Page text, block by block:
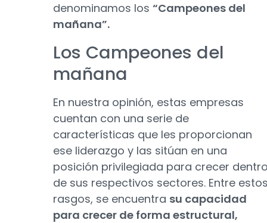
denominamos los “Campeones del
mañana”.
Los Campeones del
mañana
En nuestra opinión, estas empresas
cuentan con una serie de
características que les proporcionan
ese liderazgo y las sitúan en una
posición privilegiada para crecer
de sus respectivos sectores. Entre
rasgos, se encuentra su capacidad
para crecer de forma estructural,